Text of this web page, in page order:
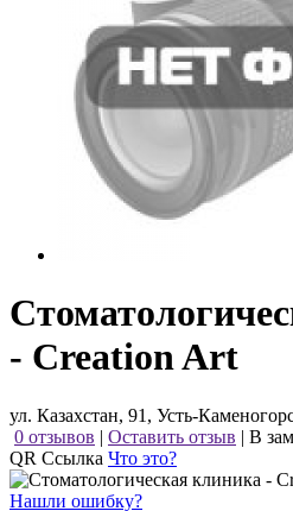
- Creation Art
ул. Казахстан, 91, Усть-
0 отзывов | Оставить отзыв | В
QR Ссылка Что это?
Нашли ошибку?